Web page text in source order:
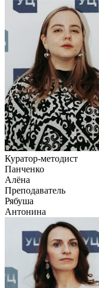
Куратор-методист
Панченко
Алёна
Преподаватель
Рябуша
Антонина